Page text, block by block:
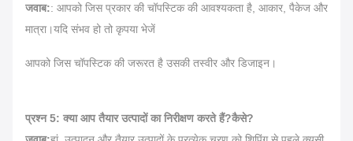
जवाब:: आपको जिस प्रकार की चॉपस्टिक की आवश्यकता है, आकार, पैकेज और
मात्रा।यदि संभव हो तो कृपया भेजें
आपको जिस चॉपस्टिक की जरूरत है उसकी तस्वीर और डिजाइन।
प्रश्न 5: क्या आप तैयार उत्पादों का निरीक्षण करते हैं?कैसे?